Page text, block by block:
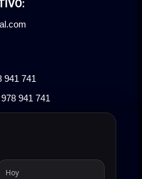
941 741
941 741
Hoy